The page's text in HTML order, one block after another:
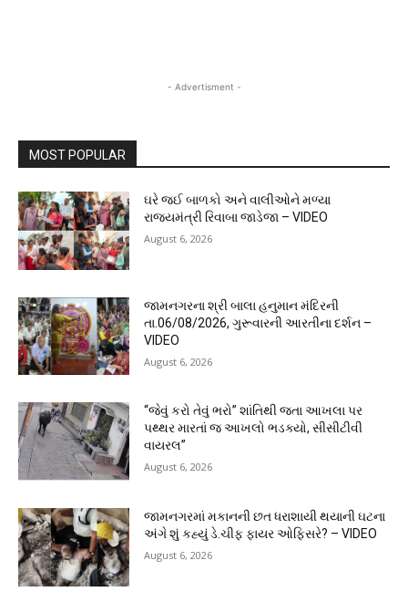
- Advertisment -
MOST POPULAR
ઘરે જઈ બાળકો અને વાલીઓને મળ્યા
રાજ્યમંત્રી રિવાબા જાડેજા – VIDEO
August 6, 2026
જામનગરના શ્રી બાલા હનુમાન મંદિરની
તા.06/08/2026, ગુરૂવારની આરતીના દર્શન –
VIDEO
August 6, 2026
“જેવું કરો તેવું ભરો” શાંતિથી જતા આખલા પર
પથ્થર મારતાં જ આખલો ભડક્યો, સીસીટીવી
વાયરલ”
August 6, 2026
જામનગરમાં મકાનની છત ધરાશાયી થયાની ઘટના
અંગે શું કહ્યું ડે.ચીફ ફાયર ઓફિસરે? – VIDEO
August 6, 2026